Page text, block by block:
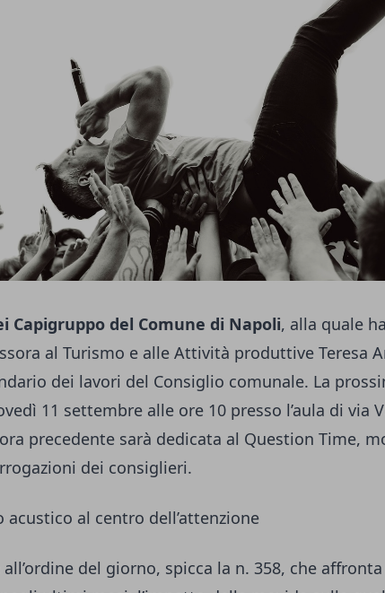
Capigruppo del Comune di Napoli, alla quale ha
al Turismo e alle Attività produttive Teresa
dei lavori del Consiglio comunale. La
11 settembre alle ore 10 presso l’aula di via
precedente sarà dedicata al Question Time,
dei consiglieri.
al centro dell’attenzione
del giorno, spicca la n. 358, che